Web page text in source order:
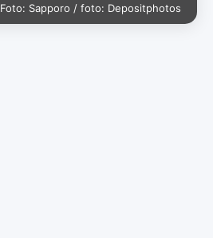
Foto: Sapporo / foto: Depositphotos